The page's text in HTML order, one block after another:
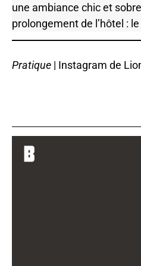
une ambiance chic et
prolongement de l’hôtel :
Pratique | Instagram de